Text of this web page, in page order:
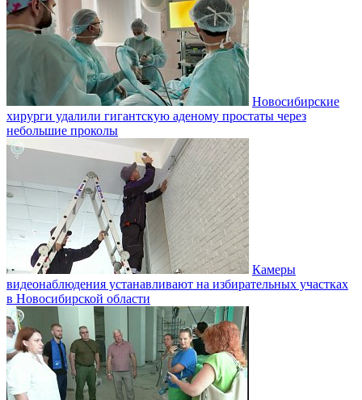
Новосибирские
хирурги удалили гигантскую аденому простаты через
небольшие проколы
Камеры
видеонаблюдения устанавливают на избирательных участках
в Новосибирской области